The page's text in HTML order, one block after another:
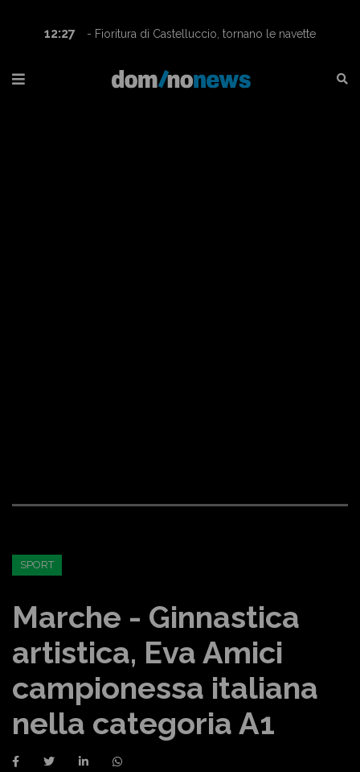
12:27
- Fioritura di Castelluccio, tornano le navette
SPORT
Marche - Ginnastica
artistica, Eva Amici
campionessa italiana
nella categoria A1